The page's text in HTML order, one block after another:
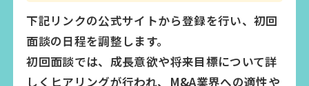
下記リンクの公式サイトから登録を行い、初回
面談の日程を調整します。
初回面談では、成長意欲や将来目標について詳
しくヒアリングが行われ、M&A業界への適性や